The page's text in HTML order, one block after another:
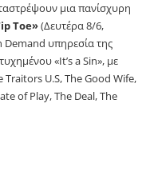
μια πανίσχυρη
Toe»(Δευτέρα 8/6,
Demand υπηρεσία της
«It’s a Sin», με
Traitors U.S, The Good Wife,
of Play, The Deal, The